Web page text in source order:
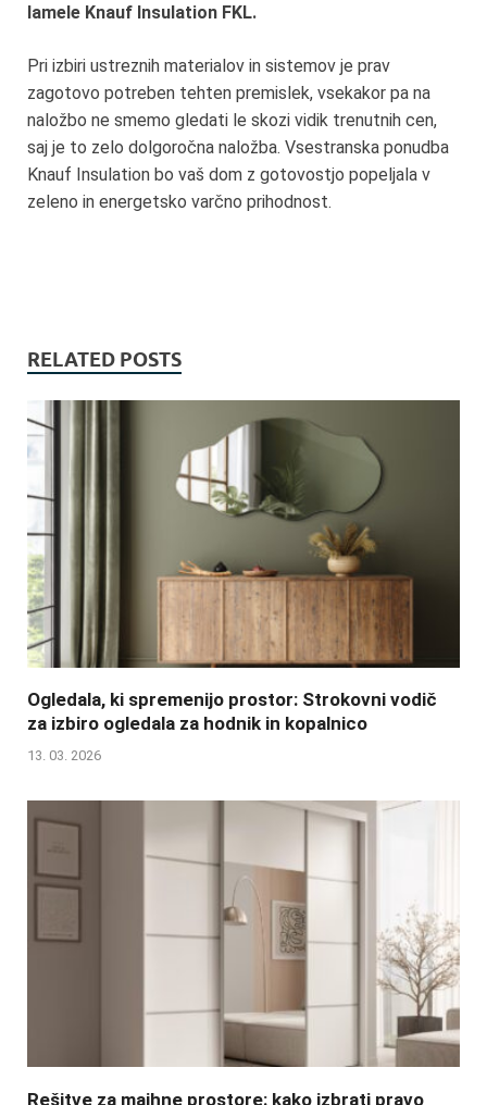
lamele Knauf Insulation FKL.
Pri izbiri ustreznih materialov in sistemov je prav
zagotovo potreben tehten premislek, vsekakor pa na
naložbo ne smemo gledati le skozi vidik trenutnih cen,
saj je to zelo dolgoročna naložba. Vsestranska ponudba
Knauf Insulation bo vaš dom z gotovostjo popeljala v
zeleno in energetsko varčno prihodnost.
RELATED POSTS
Ogledala, ki spremenijo prostor: Strokovni vodič
za izbiro ogledala za hodnik in kopalnico
13. 03. 2026
Rešitve za majhne prostore: kako izbrati pravo